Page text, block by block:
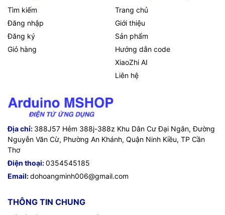
Tìm kiếm
Đăng nhập
Đăng ký
Giỏ hàng
Trang chủ
Giới thiệu
Sản phẩm
Hướng dẫn code
XiaoZhi AI
Liên hệ
Địa chỉ: 388J57 Hẻm 388j-388z Khu Dân Cư Đại Ngân, Đường
Nguyễn Văn Cừ, Phường An Khánh, Quận Ninh Kiều, TP Cần
Thơ
Điện thoại:0354545185
Email:dohoangminh006@gmail.com
THÔNG TIN CHUNG